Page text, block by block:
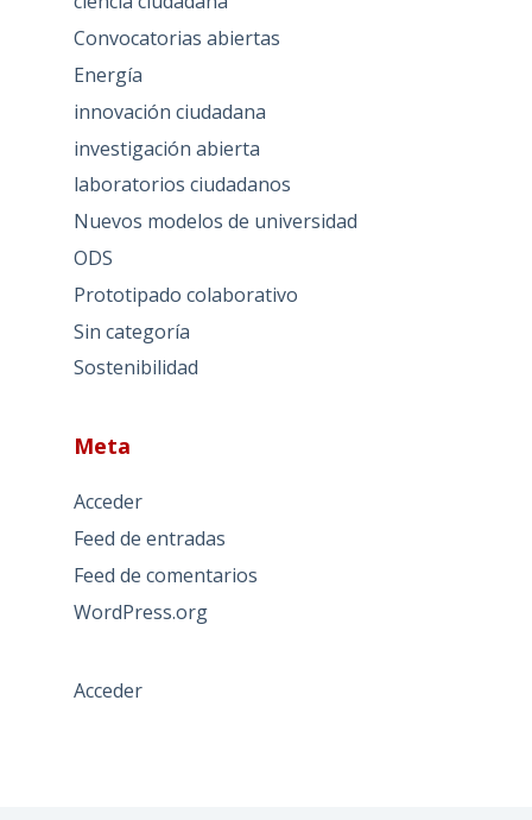
Convocatorias abiertas
Energía
innovación ciudadana
investigación abierta
laboratorios ciudadanos
Nuevos modelos de universidad
ODS
Prototipado colaborativo
Sin categoría
Sostenibilidad
Meta
Acceder
Feed de entradas
Feed de comentarios
WordPress.org
Acceder